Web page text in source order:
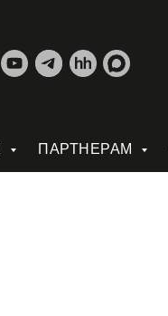
ПАРТНЕРАМ